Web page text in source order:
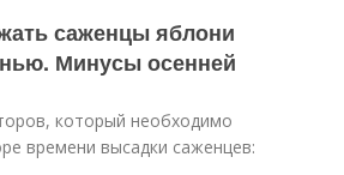
саженцы яблони
Минусы осенней
который необходимо
времени высадки саженцев: